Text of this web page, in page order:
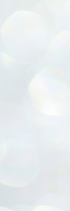
pau, Confecção